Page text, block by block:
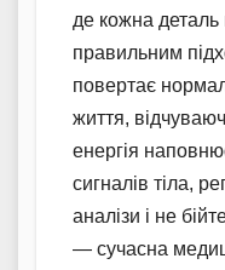
де кожна
правильним
повертає
життя,
енергія
сигналів тіла,
аналізи і не
— сучасна